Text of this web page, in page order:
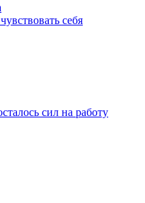
себя
сил на работу